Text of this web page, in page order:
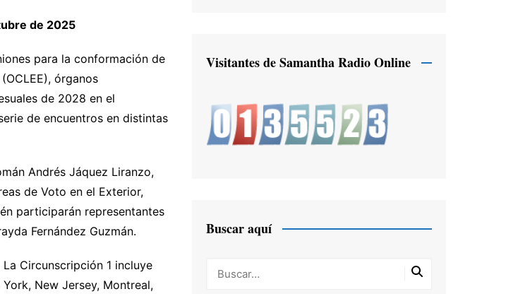
de 2025
para la conformación de
órganos
de 2028 en el
de encuentros en distintas
Andrés Jáquez Liranzo,
de Voto en el Exterior,
participarán representantes
Fernández Guzmán.
Circunscripción 1 incluye
New Jersey, Montreal,
Visitantes de Samantha Radio Online
Buscar aquí